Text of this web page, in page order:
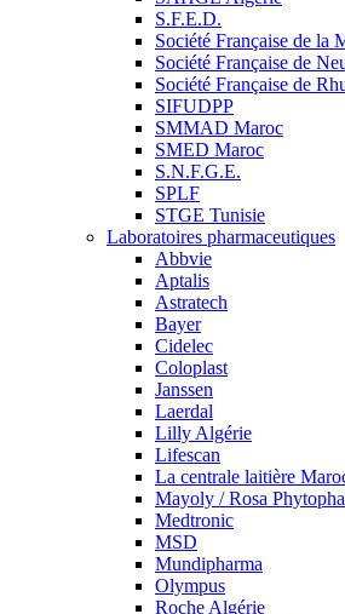
S.F.E.D.
Société Française de la
Société Française de
Société Française de
SIFUDPP
SMMAD Maroc
SMED Maroc
S.N.F.G.E.
SPLF
STGE Tunisie
Laboratoires pharmaceutiques
Abbvie
Aptalis
Astratech
Bayer
Cidelec
Coloplast
Janssen
Laerdal
Lilly Algérie
Lifescan
La centrale laitière
Mayoly / Rosa
Medtronic
MSD
Mundipharma
Olympus
Roche Algérie